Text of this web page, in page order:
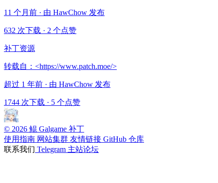
11 个月前 · 由 HawChow 发布
632 次下载 · 2 个点赞
补丁资源
转载自：<https://www.patch.moe/>
超过 1 年前 · 由 HawChow 发布
1744 次下载 · 5 个点赞
© 2026 鲲 Galgame 补丁
使用指南 网站集群 友情链接 GitHub 仓库
联系我们 Telegram 主站论坛